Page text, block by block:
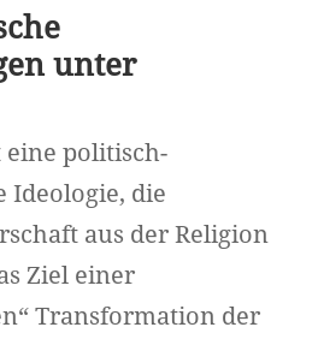
unter
politisch-
Ideologie, die
aus der Religion
Ziel einer
Transformation der